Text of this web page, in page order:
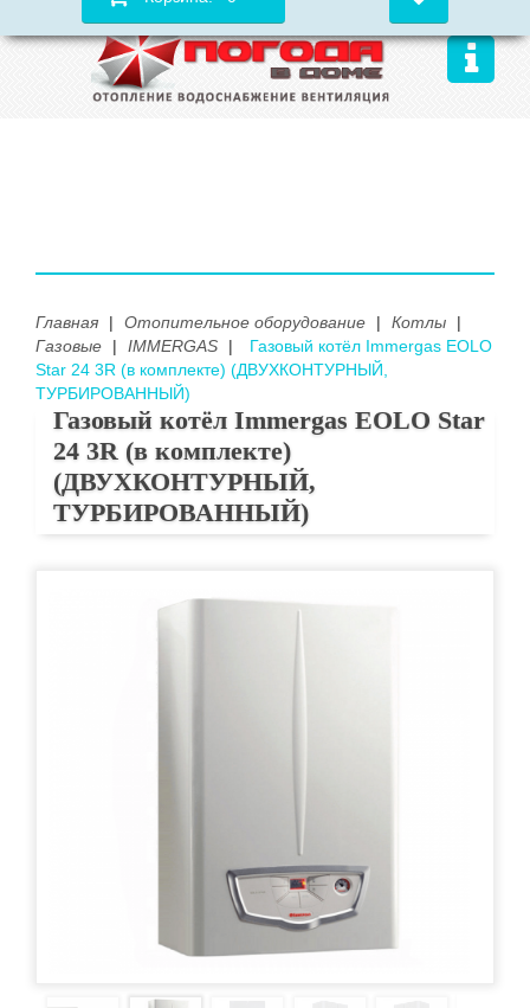
Главная | Отопительное оборудование | Котлы
|
Газовые
| IMMERGAS |
Газовый котёл Immergas EOLO
Star 24 3R (в комплекте) (ДВУХКОНТУРНЫЙ,
ТУРБИРОВАННЫЙ)
Газовый котёл Immergas EOLO Star
24 3R (в комплекте)
(ДВУХКОНТУРНЫЙ,
ТУРБИРОВАННЫЙ)